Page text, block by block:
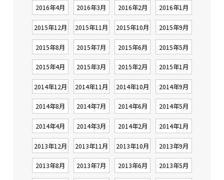
2016年4月 2016年3月 2016年2月 2016年1月
2015年12月 2015年11月 2015年10月 2015年9月
2015年8月 2015年7月 2015年6月 2015年5月
2015年4月 2015年3月 2015年2月 2015年1月
2014年12月 2014年11月 2014年10月 2014年9月
2014年8月 2014年7月 2014年6月 2014年5月
2014年4月 2014年3月 2014年2月 2014年1月
2013年12月 2013年11月 2013年10月 2013年9月
2013年8月 2013年7月 2013年6月 2013年5月